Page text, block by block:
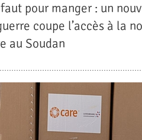
faut pour manger : un
coupe l’accès à la
au Soudan